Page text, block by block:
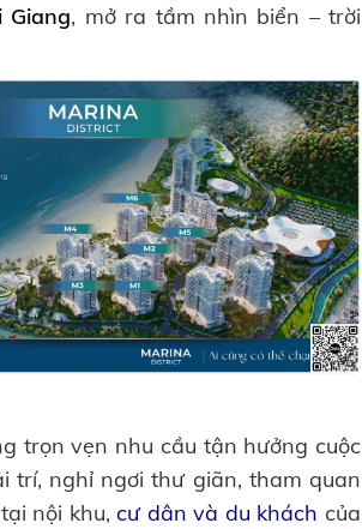
Giang, mở ra tầm nhìn biển – trời
trọn vẹn nhu cầu tận hưởng cuộc
trí, nghỉ ngơi thư giãn, tham quan
nội khu,cư dân và du khách của